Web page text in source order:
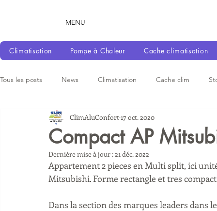
MENU
Climatisation
Pompe à Chaleur Cache climatisation
Tous les posts News Climatisation Cache clim
Compact AP
ClimAluConfort17 oct. 2020
Dernière mise à jour :21 déc. 2022
Appartement 2 pieces en Multi split, ici
Mitsubishi. Forme rectangle et tres
Dans la section des marques leaders dans